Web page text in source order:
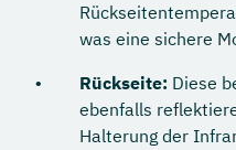
was eine sichere
Rückseite: Diese
ebenfalls
Halterung der